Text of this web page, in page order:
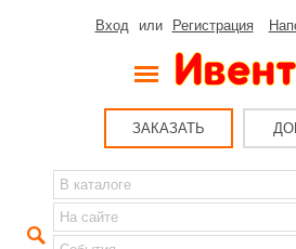
Вход или Регистрация
ЗАКАЗАТЬ